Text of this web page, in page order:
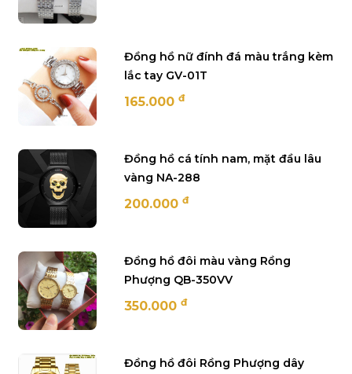
Đồng hồ nữ đính đá màu trắng kèm
lắc tay GV-01T
165.000 đ
Đồng hồ cá tính nam, mặt đầu lâu
vàng NA-288
200.000 đ
Đồng hồ đôi màu vàng Rồng
Phượng QB-350VV
350.000 đ
Đồng hồ đôi Rồng Phượng dây